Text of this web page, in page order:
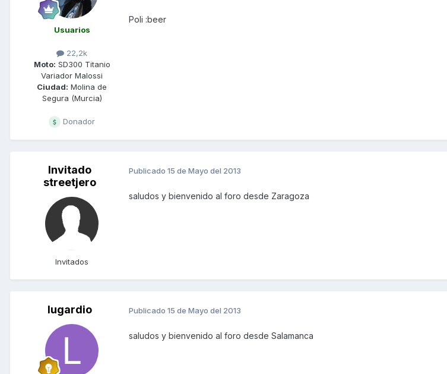
Usuarios
22,2k
Moto: SD300 Titanio
Variador Malossi
Ciudad: Molina de
Segura (Murcia)
Donador
Poli :beer
Invitado
streetjero
Invitados
Publicado 15 de Mayo del 2013
saludos y bienvenido al foro desde Zaragoza
lugardio Publicado 15 de Mayo del 2013
saludos y bienvenido al foro desde Salamanca